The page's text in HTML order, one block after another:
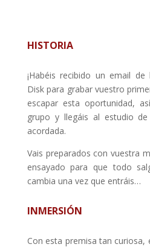
HISTORIA
¡Habéis recibido un email
Disk para grabar vuestro
escapar esta oportunidad,
grupo y llegáis al estudio
acordada.
Vais preparados con vuestra
ensayado para que todo
cambia una vez que entráis…
INMERSIÓN
Con esta premisa tan